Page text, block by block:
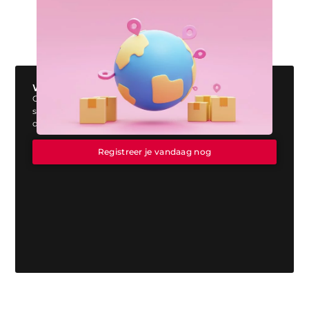
Wil jij ook een blog plaatsen op onze website?
Ons platform biedt jou de perfecte mogelijkheid om jouw
stem te laten horen. Registreer vandaag nog en start
direct met publiceren!
Registreer je vandaag nog